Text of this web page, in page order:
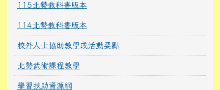
115北勢教科書版本
114北勢教科書版本
校外人士協助教學或活動要點
北勢武術課程教學
學習扶助資源網